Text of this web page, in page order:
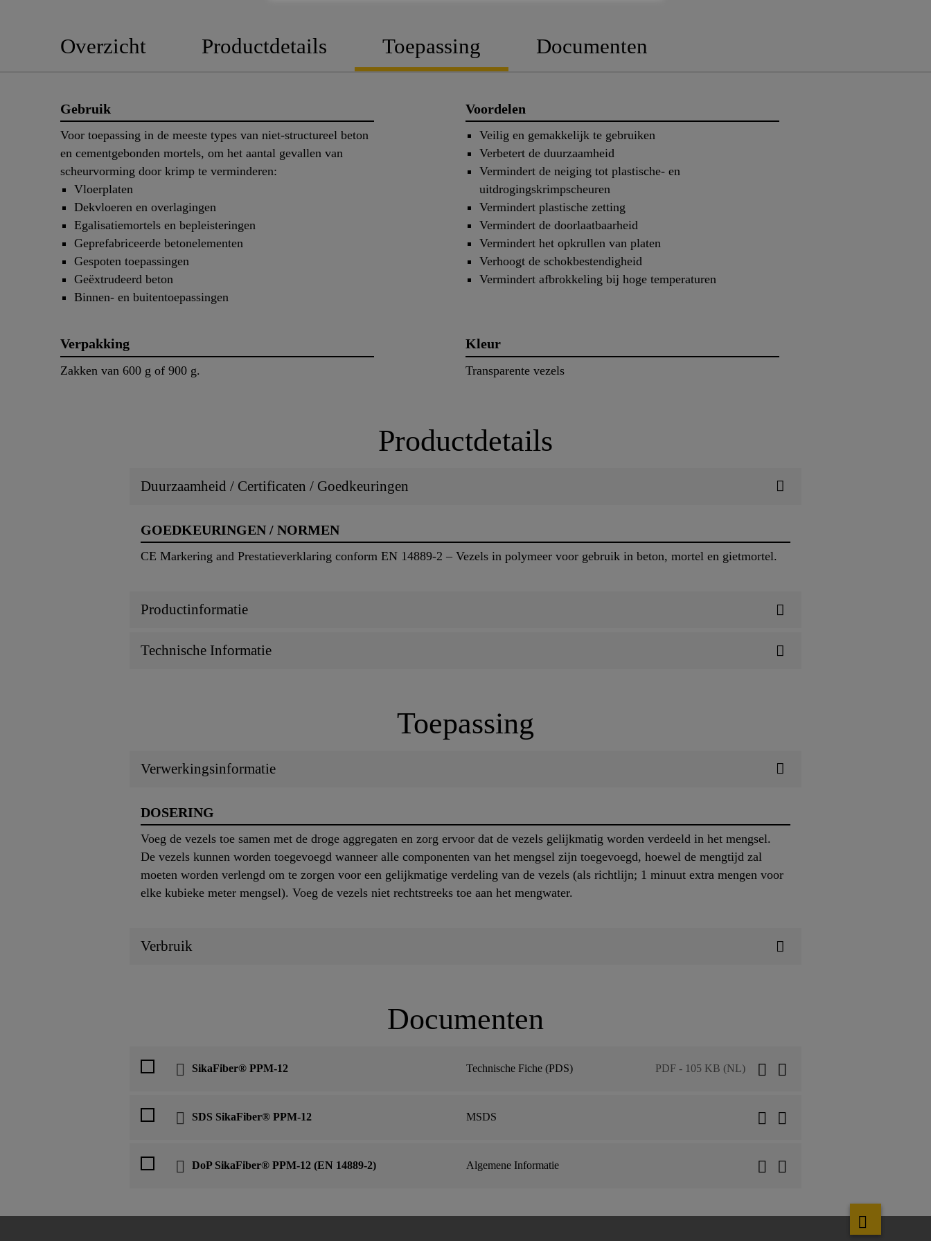
Overzicht Productdetails Toepassing Documenten
Gebruik
Voor toepassing in de meeste types van niet-structureel beton
en cementgebonden mortels, om het aantal gevallen van
scheurvorming door krimp te verminderen:
Vloerplaten
Dekvloeren en overlagingen
Egalisatiemortels en bepleisteringen
Geprefabriceerde betonelementen
Gespoten toepassingen
Geëxtrudeerd beton
Binnen- en buitentoepassingen
Voordelen
Veilig en gemakkelijk te gebruiken
Verbetert de duurzaamheid
Vermindert de neiging tot plastische- en
uitdrogingskrimpscheuren
Vermindert plastische zetting
Vermindert de doorlaatbaarheid
Vermindert het opkrullen van platen
Verhoogt de schokbestendigheid
Vermindert afbrokkeling bij hoge temperaturen
Verpakking
Zakken van 600 g of 900 g.
Kleur
Transparente vezels
Productdetails
Duurzaamheid / Certificaten / Goedkeuringen
GOEDKEURINGEN / NORMEN
CE Markering and Prestatieverklaring conform EN 14889-2 – Vezels in polymeer voor gebruik in beton, mortel en gietmortel.
Productinformatie
Technische Informatie
Toepassing
Verwerkingsinformatie
DOSERING
Voeg de vezels toe samen met de droge aggregaten en zorg ervoor dat de vezels gelijkmatig worden verdeeld in het mengsel.
De vezels kunnen worden toegevoegd wanneer alle componenten van het mengsel zijn toegevoegd, hoewel de mengtijd zal
moeten worden verlengd om te zorgen voor een gelijkmatige verdeling van de vezels (als richtlijn; 1 minuut extra mengen voor
elke kubieke meter mengsel). Voeg de vezels niet rechtstreeks toe aan het mengwater.
Verbruik
Documenten
SikaFiber® PPM-12 Technische Fiche (PDS) PDF - 105 KB (NL)
SDS SikaFiber® PPM-12 MSDS
DoP SikaFiber® PPM-12 (EN 14889-2) Algemene Informatie